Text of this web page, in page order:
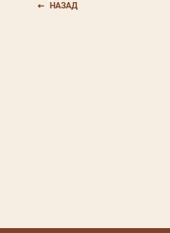
НАЗАД